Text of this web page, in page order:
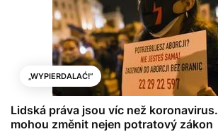
„WYPIERDALAĆ!“
Lidská práva jsou víc než
mohou změnit nejen potratový zákon